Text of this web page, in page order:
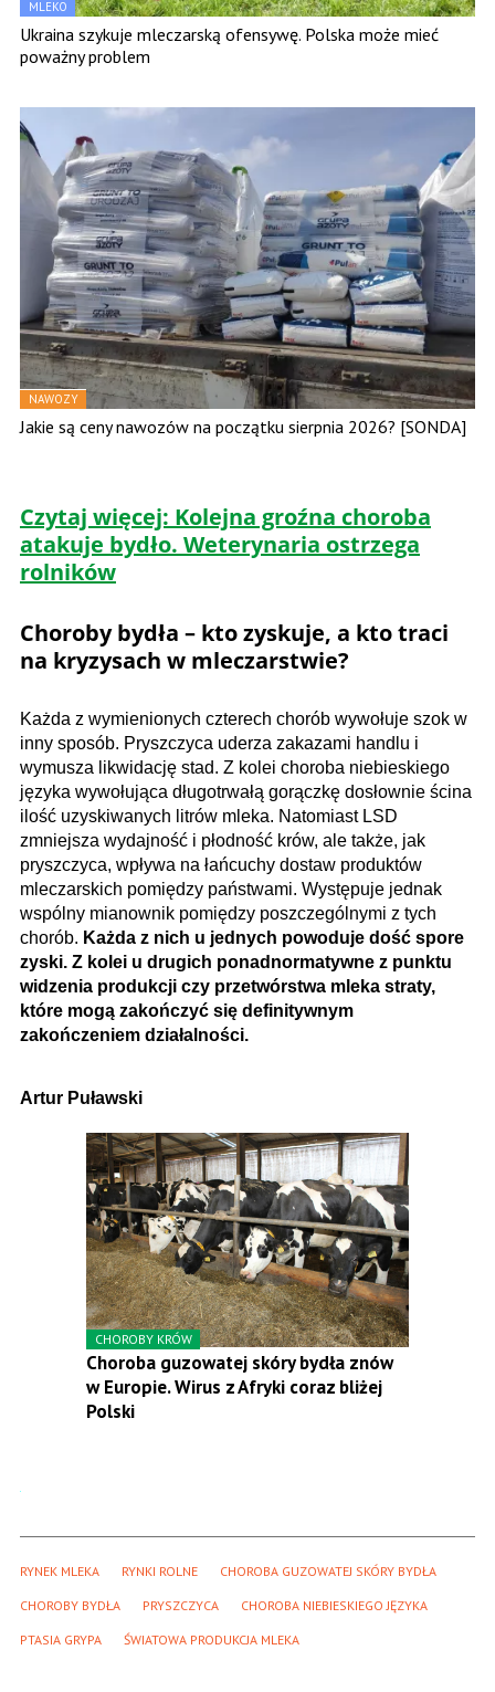
MLEKO
Ukraina szykuje mleczarską ofensywę. Polska może mieć
poważny problem
NAWOZY
Jakie są ceny nawozów na początku sierpnia 2026? [SONDA]
Czytaj więcej: Kolejna groźna choroba
atakuje bydło. Weterynaria ostrzega
rolników
Choroby bydła – kto zyskuje, a kto traci
na kryzysach w mleczarstwie?
Każda z wymienionych czterech chorób wywołuje szok w
inny sposób. Pryszczyca uderza zakazami handlu i
wymusza likwidację stad. Z kolei choroba niebieskiego
języka wywołująca długotrwałą gorączkę dosłownie ścina
ilość uzyskiwanych litrów mleka. Natomiast LSD
zmniejsza wydajność i płodność krów, ale także, jak
pryszczyca, wpływa na łańcuchy dostaw produktów
mleczarskich pomiędzy państwami. Występuje jednak
wspólny mianownik pomiędzy poszczególnymi z tych
chorób. Każda z nich u jednych powoduje dość spore
zyski. Z kolei u drugich ponadnormatywne z punktu
widzenia produkcji czy przetwórstwa mleka straty,
które mogą zakończyć się definitywnym
zakończeniem działalności.
Artur Puławski
CHOROBY KRÓW
Choroba guzowatej skóry bydła znów
w Europie. Wirus z Afryki coraz bliżej
Polski
RYNEK MLEKA RYNKI ROLNE CHOROBA GUZOWATEJ SKÓRY BYDŁA
CHOROBY BYDŁA PRYSZCZYCA CHOROBA NIEBIESKIEGO JĘZYKA
PTASIA GRYPA ŚWIATOWA PRODUKCJA MLEKA